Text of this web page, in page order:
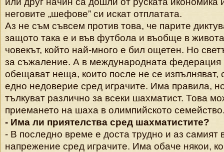
неговите „шефове” си искат отплатата.
Аз не съм съвсем против това, че парите
защото така е и във футбола и въобще в
човекът, който най-много е бил ощетен. Но
за съжаление. А в международната федерация
обещават неща, които после не се изпълняват,
едно недоверие сред играчите. Има правила,
тълкуват различно за всеки шахматист. Това
приемането на шаха в олимпийското
- Има ли приятелства сред шахматистите?
- В последно време е доста трудно и аз самият
напрежение сред играчите. Има обаче някои,